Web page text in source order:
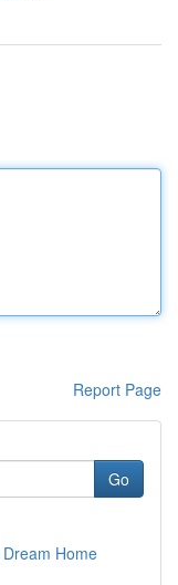
Report Page
Go
Home